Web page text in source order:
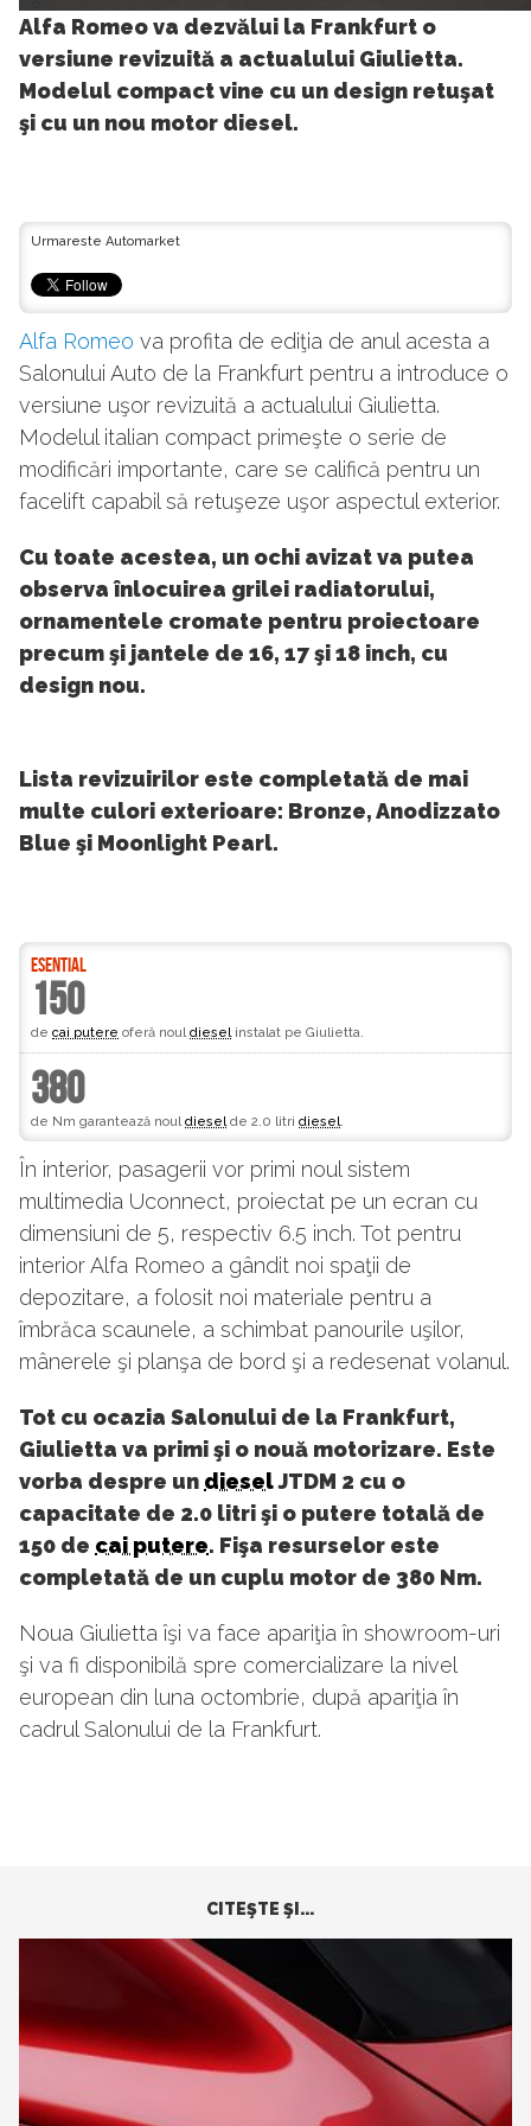
8
Alfa Romeo va dezvălui la Frankfurt o
versiune revizuită a actualului Giulietta.
Modelul compact vine cu un design retuşat
şi cu un nou motor diesel.
Urmareste Automarket
Alfa Romeo va profita de ediţia de anul acesta a
Salonului Auto de la Frankfurt pentru a introduce o
versiune uşor revizuită a actualului Giulietta.
Modelul italian compact primeşte o serie de
modificări importante, care se califică pentru un
facelift capabil să retuşeze uşor aspectul exterior.
Cu toate acestea, un ochi avizat va putea
observa înlocuirea grilei radiatorului,
ornamentele cromate pentru proiectoare
precum şi jantele de 16, 17 şi 18 inch, cu
design nou.
Lista revizuirilor este completată de mai
multe culori exterioare: Bronze, Anodizzato
Blue şi Moonlight Pearl.
ESENTIAL
150
de cai putere oferă nouldieselinstalat pe Giulietta.
380
de Nm garantează nouldieselde 2.0 litri diesel.
În interior, pasagerii vor primi noul sistem
multimedia Uconnect, proiectat pe un ecran cu
dimensiuni de 5, respectiv 6.5 inch. Tot pentru
interior Alfa Romeo a gândit noi spaţii de
depozitare, a folosit noi materiale pentru a
îmbrăca scaunele, a schimbat panourile uşilor,
mânerele şi planşa de bord şi a redesenat volanul.
Tot cu ocazia Salonului de la Frankfurt,
Giulietta va primi şi o nouă motorizare. Este
vorba despre un dieselJTDM 2 cu o
capacitate de 2.0 litri şi o putere totală de
150 de cai putere. Fişa resurselor este
completată de un cuplu motor de 380 Nm.
Noua Giulietta îşi va face apariţia în showroom-uri
şi va fi disponibilă spre comercializare la nivel
european din luna octombrie, după apariţia în
cadrul Salonului de la Frankfurt.
CITEŞTE ŞI...